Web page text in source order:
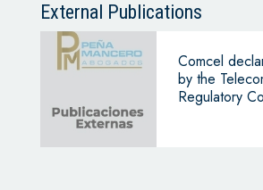
External Publications
Comcel
by the
Regulatory